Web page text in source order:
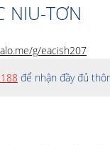
NIU-TƠN
g/eacish207
để nhận đầy đủ